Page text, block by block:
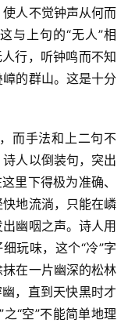
人不觉钟声从何而
与上句的“无人”相
行，听钟鸣而不知
的群山。这是十分
而手法和上二句不
人以倒装句，突出
里下得极为准确、
地流淌，只能在嶙
幽咽之声。诗人用
玩味，这个“冷”字
在一片幽深的松林
，直到天快黑时才
“空”不能简单地理